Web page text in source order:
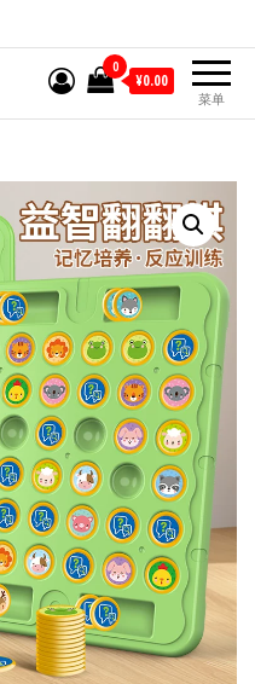
菜单
0
¥0.00